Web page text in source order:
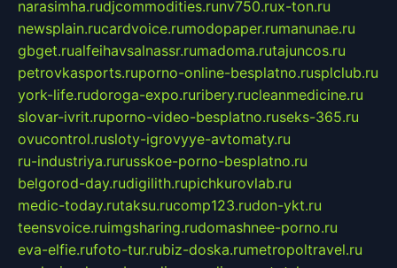
narasimha.rudjcommodities.runv750.rux-ton.ru
newsplain.rucardvoice.rumodopaper.rumanunae.ru
gbget.rualfeihavsalnassr.rumadoma.rutajuncos.ru
petrovkasports.ruporno-online-besplatno.rusplclub.ru
york-life.rudoroga-expo.ruribery.rucleanmedicine.ru
slovar-ivrit.ruporno-video-besplatno.ruseks-365.ru
ovucontrol.rusloty-igrovyye-avtomaty.ru
ru-industriya.rurusskoe-porno-besplatno.ru
belgorod-day.rudigilith.rupichkurovlab.ru
medic-today.rutaksu.rucomp123.rudon-ykt.ru
teensvoice.ruimgsharing.rudomashnee-porno.ru
eva-elfie.rufoto-tur.rubiz-doska.rumetropoltravel.ru